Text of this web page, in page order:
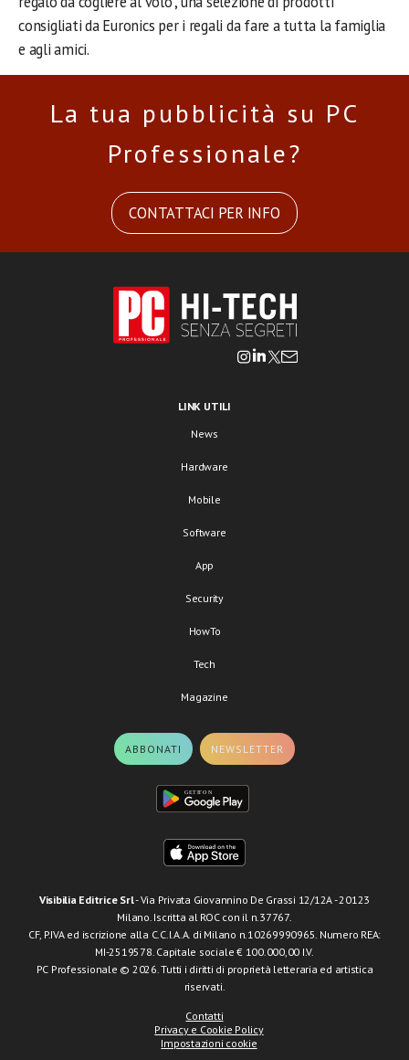
consigliati da Euronics per i regali da fare a tutta la famiglia
e agli amici.
La tua pubblicità su PC
Professionale?
CONTATTACI PER INFO
LINK UTILI
News
Hardware
Mobile
Software
App
Security
HowTo
Tech
Magazine
ABBONATI NEWSLETTER
Visibilia Editrice Srl- Via Privata Giovannino De Grassi 12/12A - 20123
Milano. Iscritta al ROC con il n.37767.
CF, P.IVA ed iscrizione alla C.C.I.A.A. di Milano n.10269990965. Numero REA:
MI-2519578. Capitale sociale € 100.000,00 I.V.
PC Professionale © 2026. Tutti i diritti di proprietà letteraria ed artistica
riservati.
Contatti
Privacy e Cookie Policy
Impostazioni cookie